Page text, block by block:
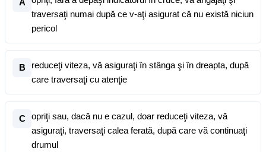
A
traversaţi numai după ce v-aţi asigurat că nu există niciun
pericol
B
reduceţi viteza, vă asiguraţi în stânga şi în dreapta, după
care traversaţi cu atenţie
C
opriţi sau, dacă nu e cazul, doar reduceţi viteza, vă
asiguraţi, traversaţi calea ferată, după care vă continuaţi
drumul